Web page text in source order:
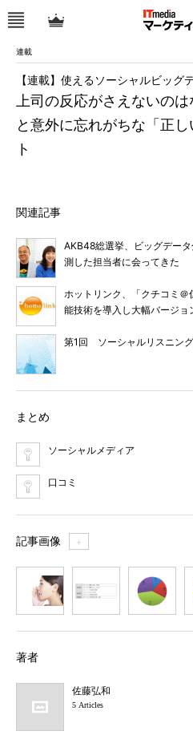
連載
上司の反応がさえないの
と意外に忘れがちな「正
ト
【連載】使えるソーシャルビッ
関連記事
AKB48総選挙、ビッグデー
測した担当者に会ってきた
ホットリンク、「クチコミ＠
能技術を導入し大幅バージョ
第1回 ソーシャルリスニン
まとめ
ソーシャルメディア
口コミ
記事画像 ＋
著者
佐藤弘和
5 Articles